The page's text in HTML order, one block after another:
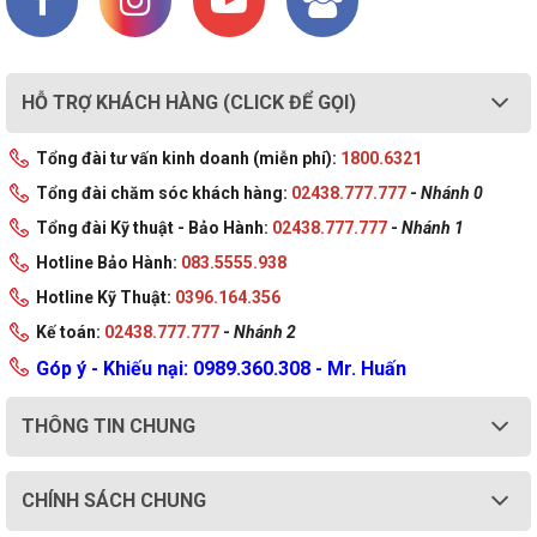
HỖ TRỢ KHÁCH HÀNG (CLICK ĐỂ GỌI)
Tổng đài tư vấn kinh doanh (miễn phí): 1800.6321
Tổng đài chăm sóc khách hàng: 02438.777.777 - Nhánh 0
Tổng đài Kỹ thuật - Bảo Hành: 02438.777.777 - Nhánh 1
Hotline Bảo Hành: 083.5555.938
Hotline Kỹ Thuật: 0396.164.356
Kế toán: 02438.777.777 - Nhánh 2
Góp ý - Khiếu nại: 0989.360.308 - Mr. Huấn
THÔNG TIN CHUNG
CHÍNH SÁCH CHUNG